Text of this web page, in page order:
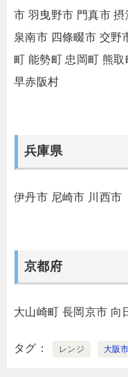
市 羽曳野市 門真市 摂
泉南市 四條畷市 交野
町 能勢町 忠岡町 熊取
早赤阪村
兵庫県
伊丹市 尼崎市 川西市
京都府
大山崎町 長岡京市 向
タグ レンジ 大阪市